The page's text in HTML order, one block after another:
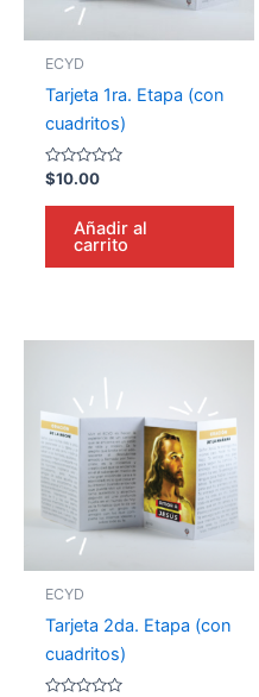
ECYD
Tarjeta 1ra. Etapa (con
cuadritos)
Valorado
en
0
$10.00
Añadir al
carrito
ECYD
Tarjeta 2da. Etapa (con
cuadritos)